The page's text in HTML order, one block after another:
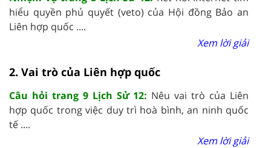
hiểu quyền phủ quyết (veto) của Hội đồng Bảo an
Liên hợp quốc ....
Xem lời giải
2. Vai trò của Liên hợp quốc
Câu hỏi trang 9 Lịch Sử 12: Nêu vai trò của Liên
hợp quốc trong việc duy trì hoà bình, an ninh quốc
tế ....
Xem lời giải